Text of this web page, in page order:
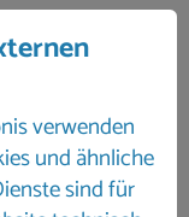
%
verwenden
und ähnliche
sind für